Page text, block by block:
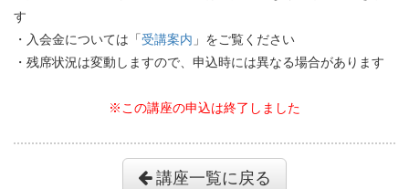
す
・入会金については「 受講案内 」をご覧ください
・残席状況は変動しますので、申込時には異なる場合があります
※この講座の申込は終了しました
講座一覧に戻る